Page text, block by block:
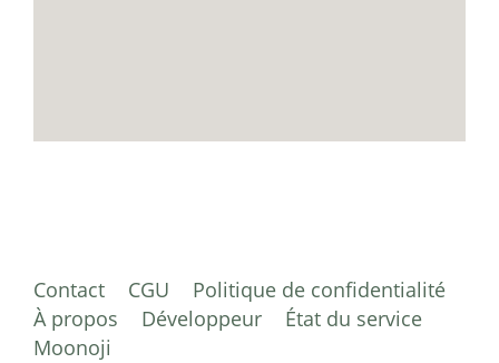
Contact CGU
Politique de confidentialité
À propos
Développeur
État du service
Moonoji